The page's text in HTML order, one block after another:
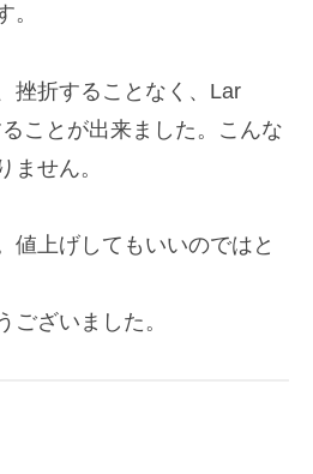
。
挫折することなく、Lar
ことが出来ました。こんな
ません。
値上げしてもいいのではと
ございました。